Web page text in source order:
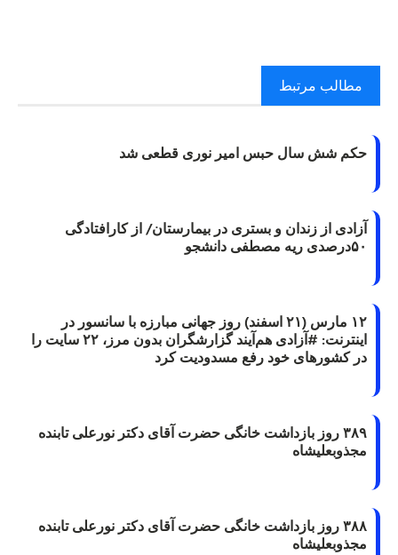
مطالب مرتبط
حکم شش سال حبس امیر نوری قطعی شد
آزادی از زندان و بستری در بیمارستان/ از کارافتادگی
۵۰درصدی ریه مصطفی دانشجو
۱۲ مارس (۲۱ اسفند) روز جهانی مبارزه با سانسور در
اینترنت: #آزادی هم‌آیند گزارشگران‌ بدون مرز، ۲۲ سایت را
در کشورهای خود رفع مسدودیت کرد
۳۸۹ روز بازداشت خانگی حضرت آقای دکتر نورعلی تابنده
مجذوبعلیشاه
۳۸۸ روز بازداشت خانگی حضرت آقای دکتر نورعلی تابنده
مجذوبعلیشاه